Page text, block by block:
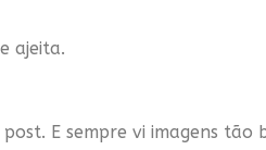
ajeita.
E sempre vi imagens tão